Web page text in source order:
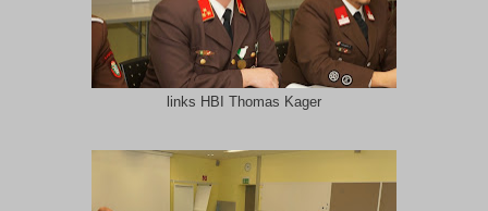
links HBI Thomas Kager